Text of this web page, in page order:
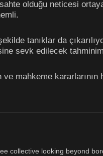
olduğu neticesi
tanıklar da
sevk edilecek
mahkeme kararlarının
collective looking beyond